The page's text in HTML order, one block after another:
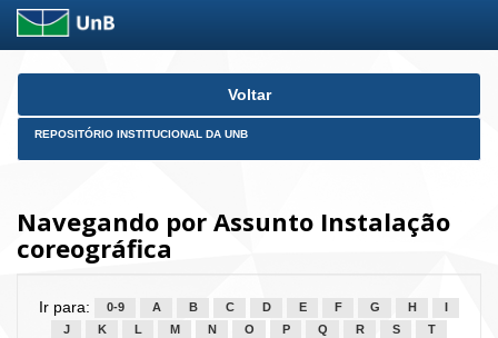
Skip
Voltar
REPOSITÓRIO INSTITUCIONAL DA UNB
Navegando por Assunto Instalação
coreográfica
Ir para: 0-9 A B C D E F G H
J
K L M N O P Q R S
T